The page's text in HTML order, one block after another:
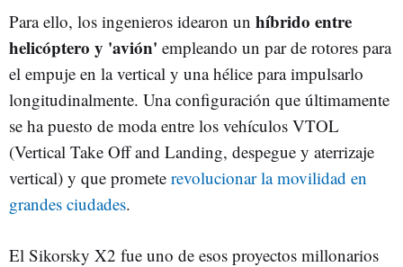
Para ello, los ingenieros idearon un híbrido entre
helicóptero y 'avión' empleando un par de rotores para
el empuje en la vertical y una hélice para impulsarlo
longitudinalmente. Una configuración que últimamente
se ha puesto de moda entre los vehículos VTOL
(Vertical Take Off and Landing, despegue y aterrizaje
vertical) y que promete revolucionar la movilidad en
grandes ciudades.
El Sikorsky X2 fue uno de esos proyectos millonarios